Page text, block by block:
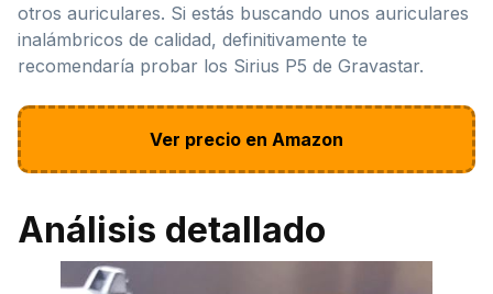
otros auriculares. Si estás buscando unos auriculares
inalámbricos de calidad, definitivamente te
recomendaría probar los Sirius P5 de Gravastar.
Ver precio en Amazon
Análisis detallado